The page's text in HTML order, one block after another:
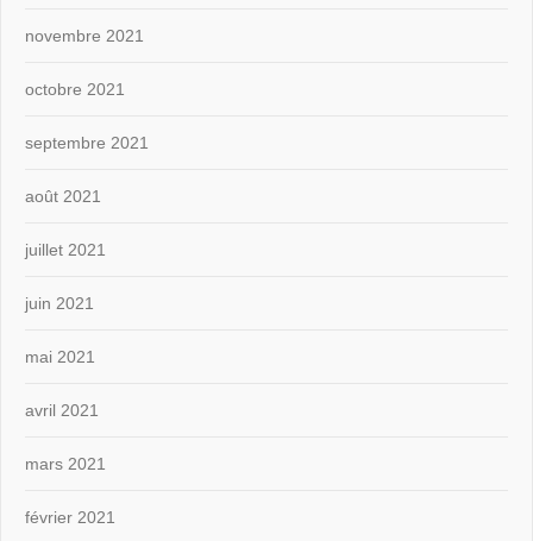
novembre 2021
octobre 2021
septembre 2021
août 2021
juillet 2021
juin 2021
mai 2021
avril 2021
mars 2021
février 2021